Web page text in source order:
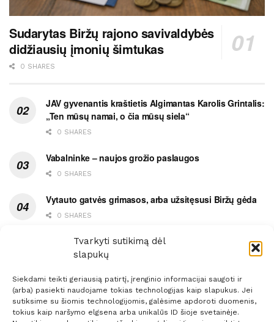
Tvarkyti sutikimą dėl
slapukų
Siekdami teikti geriausią patirtį, įrenginio informacijai saugoti ir
(arba) pasiekti naudojame tokias technologijas kaip slapukus. Jei
sutiksime su šiomis technologijomis, galėsime apdoroti duomenis,
tokius kaip naršymo elgsena arba unikalūs ID šioje svetainėje.
Sudarytas Biržų rajono savivaldybės
didžiausių įmonių šimtukas
0 SHARES
JAV gyvenantis kraštietis Algimantas Karolis Grintalis:
„Ten mūsų namai, o čia mūsų siela“
0 SHARES
Vabalninke – naujos grožio paslaugos
0 SHARES
Vytauto gatvės grimasos, arba užsitęsusi Biržų gėda
0 SHARES
Pietų metas pažymėtas avarija
0 SHARES